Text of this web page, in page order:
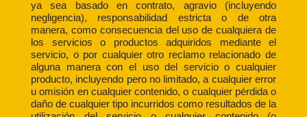
ya sea basado en contrato, agravio (incluyendo
negligencia), responsabilidad estricta o de otra
manera, como consecuencia del uso de cualquiera de
los servicios o productos adquiridos mediante el
servicio, o por cualquier otro reclamo relacionado de
alguna manera con el uso del servicio o cualquier
producto, incluyendo pero no limitado, a cualquier error
u omisión en cualquier contenido, o cualquier pérdida o
daño de cualquier tipo incurridos como resultados de la